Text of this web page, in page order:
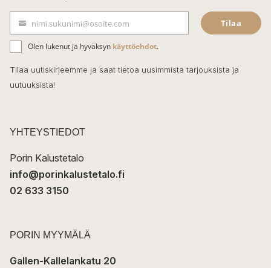
e
b
o
o
k
ä
h
k
t
nimi.sukunimi@osoite.com Tilaa
Olen lukenut ja hyväksyn käyttöehdot.
Tilaa uutiskirjeemme ja saat tietoa uusimmista tarjouksista ja
uutuuksista!
YHTEYSTIEDOT
Porin Kalustetalo
info@porinkalustetalo.fi
02 633 3150
PORIN MYYMÄLÄ
Gallen-Kallelankatu 20